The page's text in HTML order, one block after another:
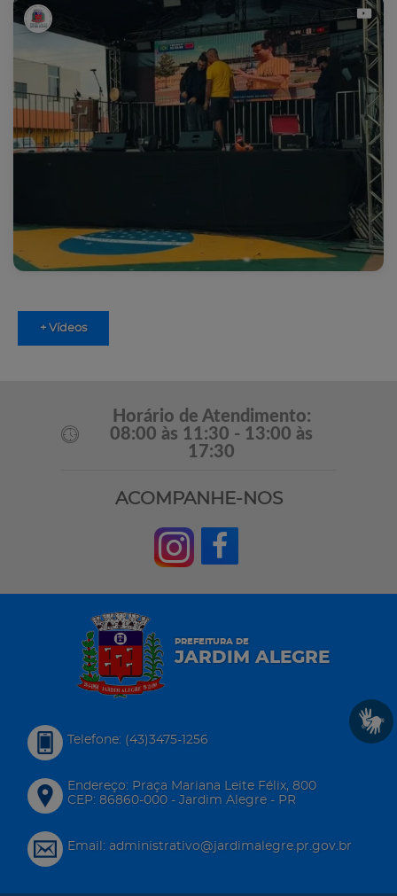
+ Vídeos
Horário de Atendimento:
08:00 às 11:30 - 13:00 às
17:30
ACOMPANHE-NOS
PREFEITURA DE
JARDIM ALEGRE
Telefone: (43)3475-1256
Endereço: Praça Mariana Leite Félix, 800
CEP: 86860-000 - Jardim Alegre - PR
Email: administrativo@jardimalegre.pr.gov.br